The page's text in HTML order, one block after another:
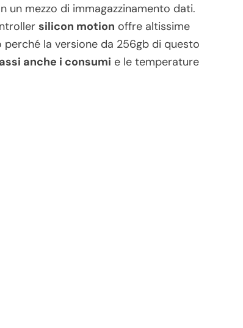
mezzo di immagazzinamento dati.
silicon motion offre altissime
la versione da 256gb di questo
anche i consumi e le temperature